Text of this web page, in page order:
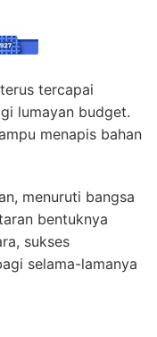
tercapai
lumayan budget.
menapis bahan
menuruti bangsa
bentuknya
sukses
selama-lamanya